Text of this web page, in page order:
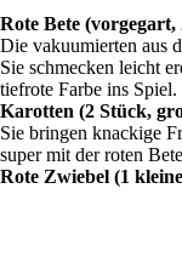
Rote Bete (vorgegart,
Die vakuumierten aus
Sie schmecken leicht
tiefrote Farbe ins Spiel.
Karotten (2 Stück,
Sie bringen knackige
super mit der roten
Rote Zwiebel (1